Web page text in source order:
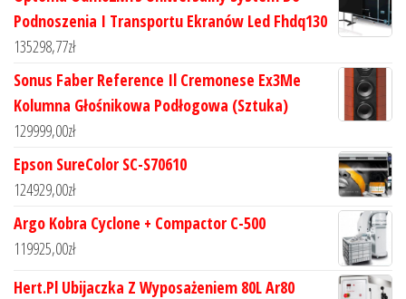
Podnoszenia I Transportu Ekranów Led Fhdq130
135298,77zł
Sonus Faber Reference Il Cremonese Ex3Me
Kolumna Głośnikowa Podłogowa (Sztuka)
129999,00zł
Epson SureColor SC-S70610
124929,00zł
Argo Kobra Cyclone + Compactor C-500
119925,00zł
Hert.Pl Ubijaczka Z Wyposażeniem 80L Ar80